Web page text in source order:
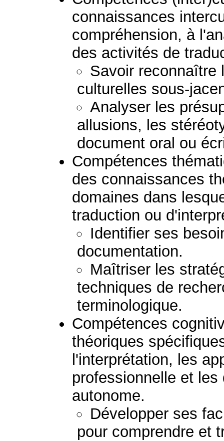
connaissances
compréhension, à
des activités de
Savoir reconnaître
culturelles sous-
Analyser les
allusions, les
document oral ou
Compétences
des connaissances
domaines dans
traduction ou
Identifier ses
documentation.
Maîtriser les
techniques de
terminologique.
Compétences
théoriques
l'interprétation, les
professionnelle et
autonome.
Développer ses
pour comprendre et